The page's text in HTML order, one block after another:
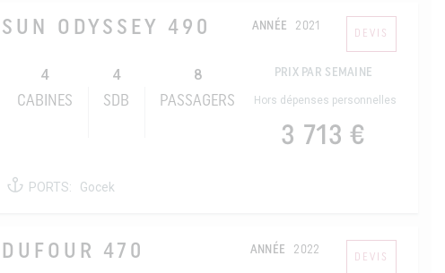
SUN ODYSSEY 490 ANNÉE 2021
DEVIS
4
CABINES
4
SDB
8
PASSAGERS
PRIX PAR SEMAINE
Hors dépenses personnelles
3 713 €
PORTS: Gocek
DUFOUR 470 ANNÉE 2022
DEVIS